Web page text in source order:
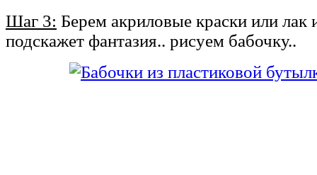
Шаг 3: Берем акриловые краски или лак
подскажет фантазия.. рисуем бабочку..